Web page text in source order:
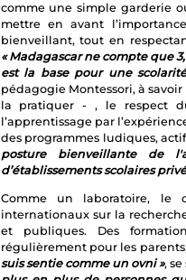
comme une simple garderie
mettre en avant
bienveillant, tout en
« Madagascar ne compte que
est la base pour une
pédagogie Montessori, à
la pratiquer - , le respect
l’apprentissage par
des programmes ludiques,
posture bienveillante de
d’établissements scolaires
Comme un laboratoire, le
internationaux sur la
et publiques. Des
régulièrement pour les
suis sentie comme un ovni »,